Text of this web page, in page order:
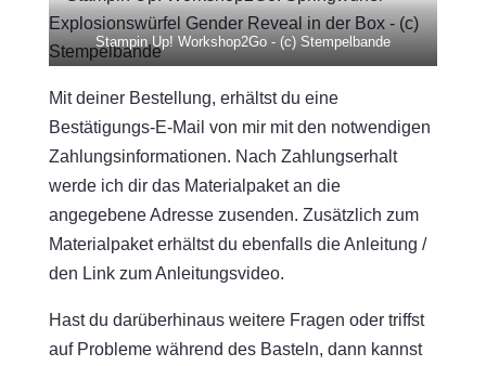
Stampin Up! Workshop2Go - (c) Stempelbande
Mit deiner Bestellung, erhältst du eine
Bestätigungs-E-Mail von mir mit den notwendigen
Zahlungsinformationen. Nach Zahlungserhalt
werde ich dir das Materialpaket an die
angegebene Adresse zusenden. Zusätzlich zum
Materialpaket erhältst du ebenfalls die Anleitung /
den Link zum Anleitungsvideo.
Hast du darüberhinaus weitere Fragen oder triffst
auf Probleme während des Basteln, dann kannst